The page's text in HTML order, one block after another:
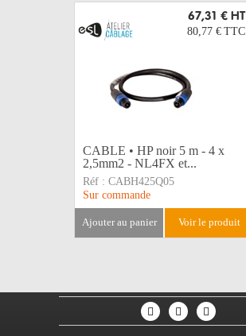
67,31 € HT
80,77 € TTC
CABLE • HP noir 5 m - 4 x
2,5mm2 - NL4FX et...
Réf : CABH425Q05
Sur commande
ajouter au panier voir le produit